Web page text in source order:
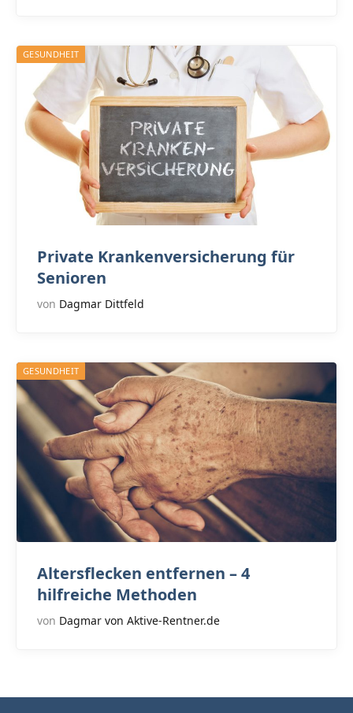
GESUNDHEIT
Private Krankenversicherung für
Senioren
von Dagmar Dittfeld
GESUNDHEIT
Altersflecken entfernen – 4
hilfreiche Methoden
von Dagmar von Aktive-Rentner.de